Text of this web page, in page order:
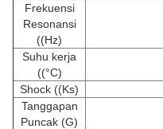
Frekuensi
Resonansi
((Hz)
Suhu kerja
((°C)
Shock ((Ks)
Tanggapan
Puncak (G)